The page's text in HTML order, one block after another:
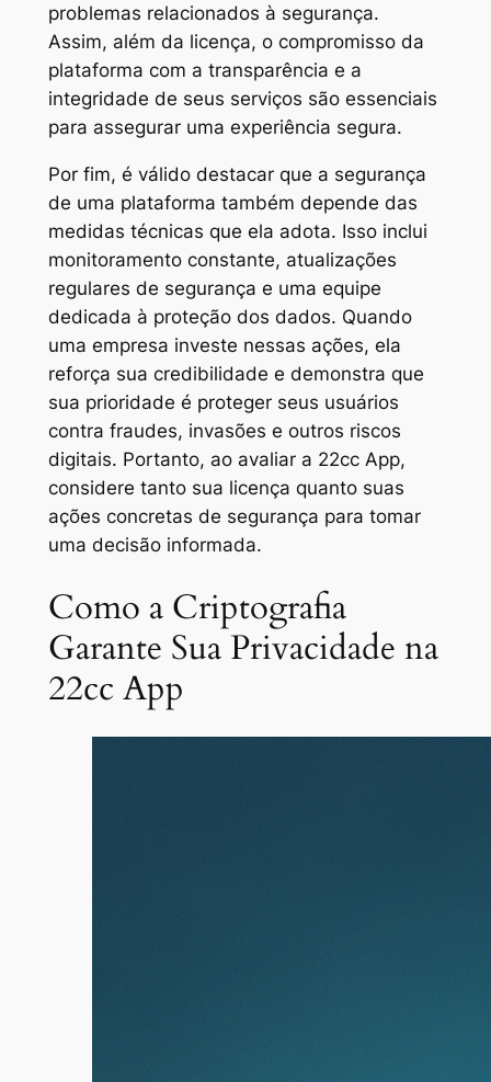
problemas relacionados à segurança.
Assim, além da licença, o compromisso da
plataforma com a transparência e a
integridade de seus serviços são essenciais
para assegurar uma experiência segura.
Por fim, é válido destacar que a segurança
de uma plataforma também depende das
medidas técnicas que ela adota. Isso inclui
monitoramento constante, atualizações
regulares de segurança e uma equipe
dedicada à proteção dos dados. Quando
uma empresa investe nessas ações, ela
reforça sua credibilidade e demonstra que
sua prioridade é proteger seus usuários
contra fraudes, invasões e outros riscos
digitais. Portanto, ao avaliar a 22cc App,
considere tanto sua licença quanto suas
ações concretas de segurança para tomar
uma decisão informada.
Como a Criptografia
Garante Sua Privacidade na
22cc App